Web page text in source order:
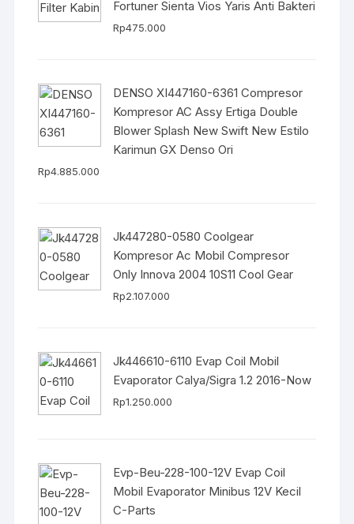
Fortuner Sienta Vios Yaris Anti Bakteri
Rp475.000
DENSO XI447160-6361 Compresor
Kompresor AC Assy Ertiga Double
Blower Splash New Swift New Estilo
Karimun GX Denso Ori
Rp4.885.000
Jk447280-0580 Coolgear
Kompresor Ac Mobil Compresor
Only Innova 2004 10S11 Cool Gear
Rp2.107.000
Jk446610-6110 Evap Coil Mobil
Evaporator Calya/Sigra 1.2 2016-Now
Rp1.250.000
Evp-Beu-228-100-12V Evap Coil
Mobil Evaporator Minibus 12V Kecil
C-Parts